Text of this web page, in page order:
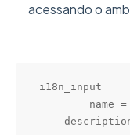
acessando o
i18n_input